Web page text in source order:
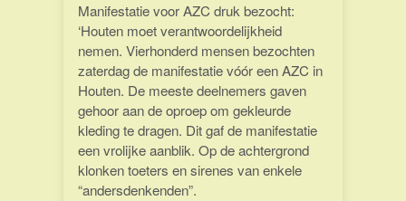
Manifestatie voor AZC druk bezocht:
‘Houten moet verantwoordelijkheid
nemen. Vierhonderd mensen bezochten
zaterdag de manifestatie vóór een AZC in
Houten. De meeste deelnemers gaven
gehoor aan de oproep om gekleurde
kleding te dragen. Dit gaf de manifestatie
een vrolijke aanblik. Op de achtergrond
klonken toeters en sirenes van enkele
“andersdenkenden”.